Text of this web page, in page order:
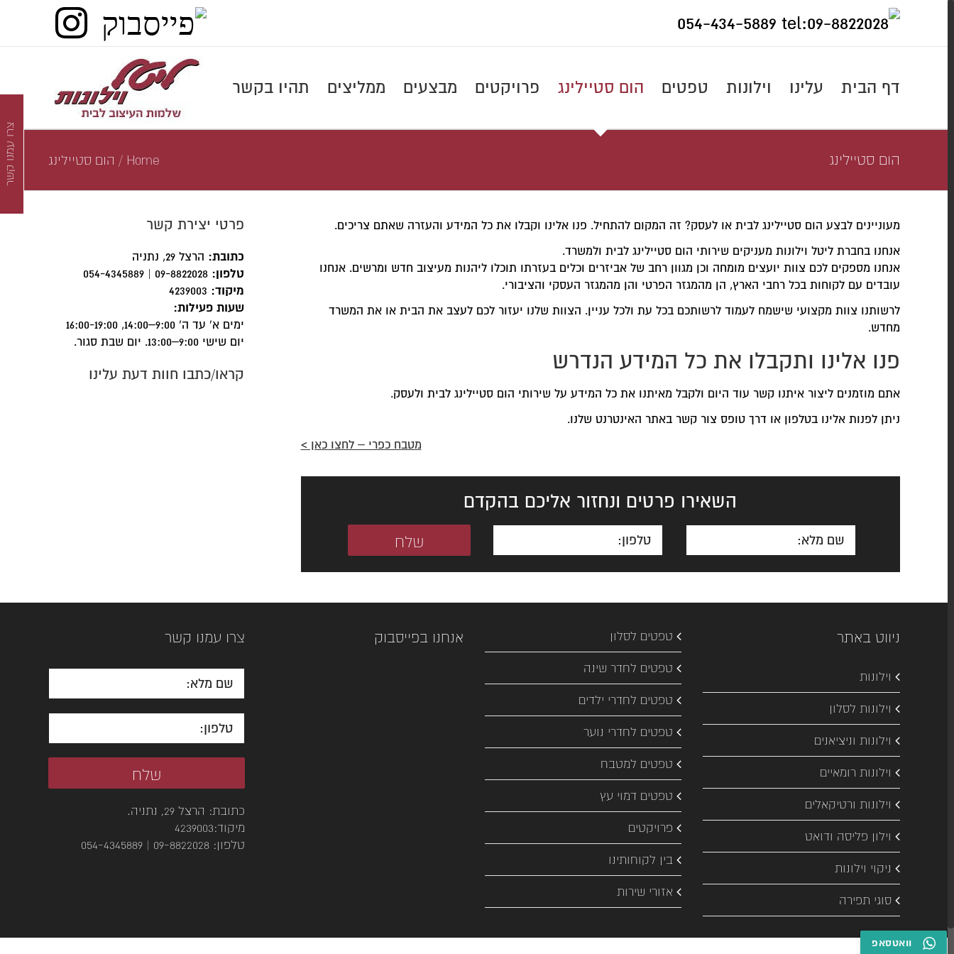
054-434-5889 פייסבוק
דף הבית עלינו וילונות טפטים הום סטיילינג פרויקטים מבצעים ממליצים תהיו בקשר
הום סטיילינג Home
/ הום סטיילינג
מעוניינים לבצע הום סטיילינג לבית או לעסק? זה המקום להתחיל. פנו אלינו וקבלו את כל המידע והעזרה שאתם צריכים.
אנחנו בחברת ליטל וילונות מעניקים שירותי הום סטיילינג לבית ולמשרד.
אנחנו מספקים לכם צוות יועצים מומחה וכן מגוון רחב של אביזרים וכלים בעזרתו תוכלו ליהנות מעיצוב חדש ומרשים. אנחנו
עובדים עם לקוחות בכל רחבי הארץ, הן מהמגזר הפרטי והן מהמגזר העסקי והציבורי.
לרשותנו צוות מקצועי שישמח לעמוד לרשותכם בכל עת ולכל עניין. הצוות שלנו יעזור לכם לעצב את הבית או את המשרד
מחדש.
פנו אלינו ותקבלו את כל המידע הנדרש
אתם מוזמנים ליצור איתנו קשר עוד היום ולקבל מאיתנו את כל המידע על שירותי הום סטיילינג לבית ולעסק.
ניתן לפנות אלינו בטלפון או דרך טופס צור קשר באתר האינטרנט שלנו.
מטבח כפרי – לחצו כאן >
השאירו פרטים ונחזור אליכם בהקדם
פרטי יצירת קשר
כתובת: הרצל 29, נתניה‭
טלפון: 09-8822028 | 054-4345889
מיקוד:
שעות פעילות:
ימים א' עד ה' 9:00–14:00, 16:00-19:00
יום שישי 9:00–13:00. יום שבת סגור.
קראו/כתבו חוות דעת עלינו
ניווט באתר
וילונות
וילונות לסלון
וילונות וניציאנים
וילונות רומאיים
וילונות ורטיקאלים
וילון פליסה ודואט
ניקוי וילונות
סוגי תפירה
טפטים לסלון
טפטים לחדר שינה
טפטים לחדרי ילדים
טפטים לחדרי נוער
טפטים למטבח
טפטים דמוי עץ
פרויקטים
בין לקוחותינו
אזורי שירות
אנחנו בפייסבוק צרו עמנו קשר
כתובת: הרצל 29, נתניה.
מיקוד:4239003‭
טלפון: 09-8822028 | 054-4345889
צרו עמנו קשר
וואטסאפ